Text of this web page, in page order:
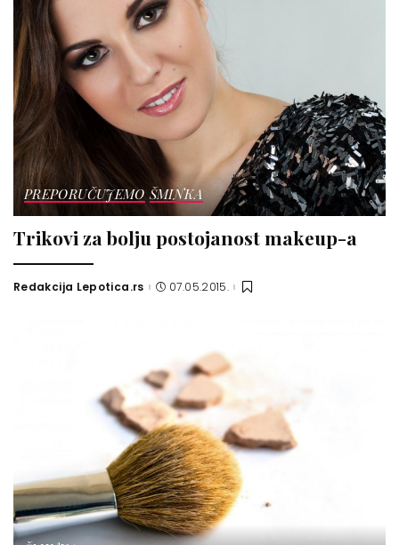
PREPORUČUJEMO ŠMINKA
Trikovi za bolju postojanost makeup-a
Posted
Redakcija Lepotica.rs 07.05.2015.